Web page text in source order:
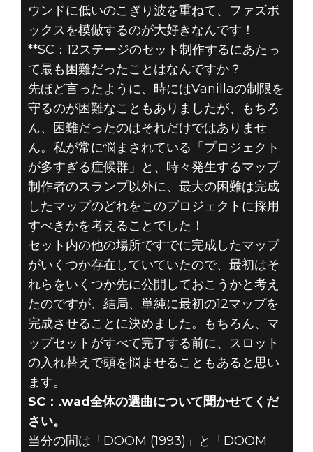
ウンドに低いのこぎり波を重ねて、ファズボ
ックスを模倣するのが大好きなんです！
**SC：12ステージのセット制作するにあたっ
て最も困難だったことはなんですか？
先ほど言ったように、時にはVanillaの制限を
守るのが困難なこともありましたが、もちろ
ん、困難だったのはそれだけではありませ
ん。私が常に悩まされている「プロジェクト
が多すぎる症候群」と、時々発生するマップ
制作者のスランプ以外に、最大の困難は完成
したマップのどれをこのプロジェクトに採用
すべきかを考えることでした！
セット内の他の場所ですでに完成したマップ
がいくつか存在していていたので、最初はそ
れらをいくつか先に公開しておこうかと考え
たのですが、結局、単純に最初の12マップを
完成させることに決めました。もちろん、マ
ップセットがすべて完了する前に、スロット
の入れ替えで頭を悩ませることもあると思い
ます。
SC：.wad全体の選曲について聞かせてくだ
さい。
当分の間は「DOOM (1993)」と「DOOM